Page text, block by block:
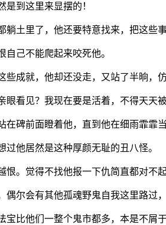
是到这里来显摆的！
躺土里了，他还要特意找来，把这些
自己不能爬起来咬死他。
些成就，他却还没走，又站了半晌，
眼看见？我现在要是活着，不得天天
在碑前面瞪着他，直到他在细雨霏霏
过他居然是这种厚颜无耻的丑八怪。
恨。觉得不找他报一下仇简直都对不
偶尔会有其他孤魂野鬼自我这里路过
宝比他们一整个鬼市都多，本是不屑